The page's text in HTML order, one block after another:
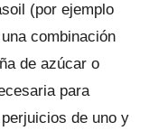
(por ejemplo
combinación
de azúcar o
para
de uno y